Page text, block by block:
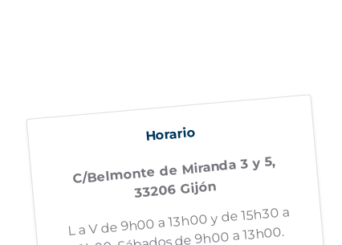
Horario
C/Belmonte de Miranda 3 y 5,
33206 Gijón
L a V de 9h00 a 13h00 y de 15h30 a